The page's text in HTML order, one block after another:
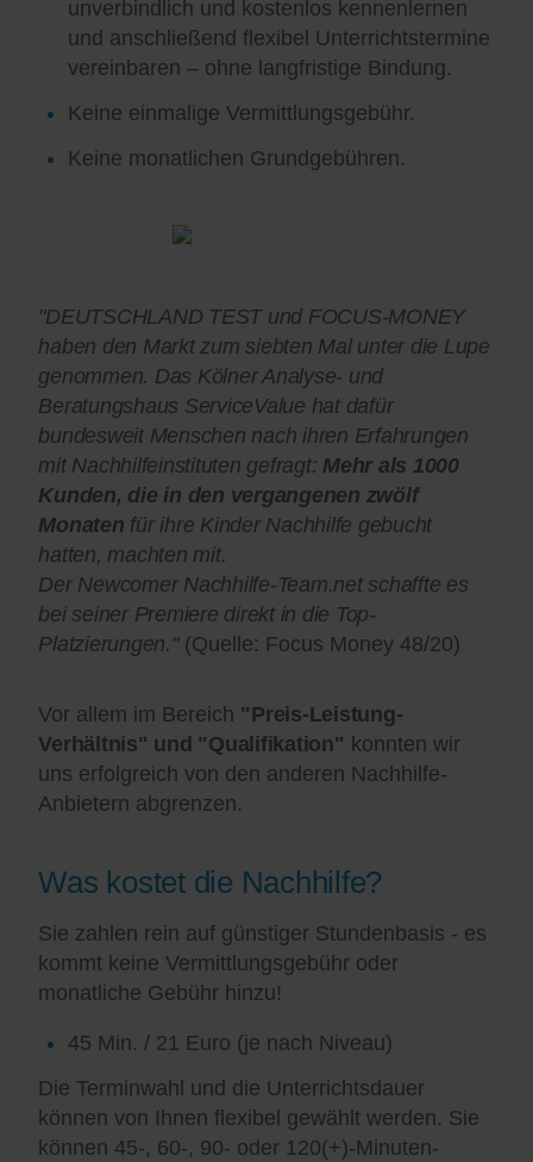
unverbindlich und kostenlos kennenlernen
und anschließend flexibel Unterrichtstermine
vereinbaren – ohne langfristige Bindung.
Keine einmalige Vermittlungsgebühr.
Keine monatlichen Grundgebühren.
"DEUTSCHLAND TEST und FOCUS-MONEY
haben den Markt zum siebten Mal unter die Lupe
genommen. Das Kölner Analyse- und
Beratungshaus ServiceValue hat dafür
bundesweit Menschen nach ihren Erfahrungen
mit Nachhilfeinstituten gefragt: Mehr als 1000
Kunden, die in den vergangenen zwölf
Monaten für ihre Kinder Nachhilfe gebucht
hatten, machten mit.
Der Newcomer Nachhilfe-Team.net schaffte es
bei seiner Premiere direkt in die Top-
Platzierungen."(Quelle: Focus Money 48/20)
Vor allem im Bereich "Preis-Leistung-
Verhältnis" und "Qualifikation" konnten wir
uns erfolgreich von den anderen Nachhilfe-
Anbietern abgrenzen.
Was kostet die Nachhilfe?
Sie zahlen rein auf günstiger Stundenbasis - es
kommt keine Vermittlungsgebühr oder
monatliche Gebühr hinzu!
45 Min. / 21 Euro (je nach Niveau)
Die Terminwahl und die Unterrichtsdauer
können von Ihnen flexibel gewählt werden. Sie
können 45-, 60-, 90- oder 120(+)-Minuten-